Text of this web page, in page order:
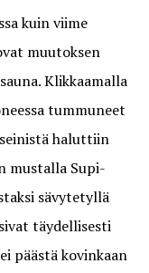
kuin viime
muutoksen
Klikkaamalla
tummuneet
haluttiin
mustalla Supi-
sävytetyllä
täydellisesti
päästä kovinkaan